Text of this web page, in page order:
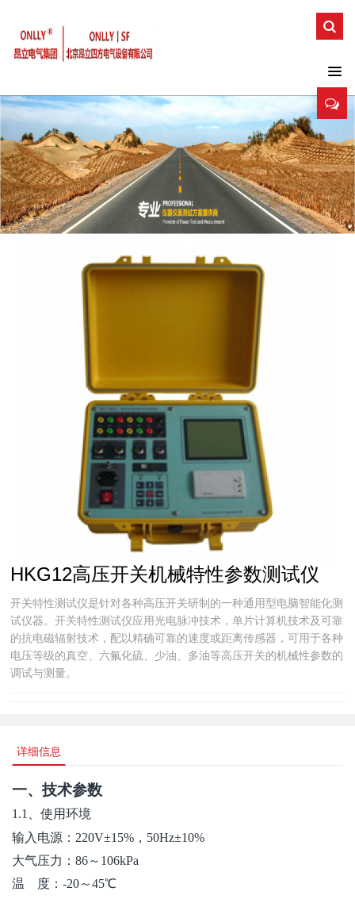
HKG12高压开关机械特性参数测试仪
开关特性测试仪是针对各种高压开关研制的一种通用型电脑智能化测
试仪器。开关特性测试仪应用光电脉冲技术，单片计算机技术及可靠
的抗电磁辐射技术，配以精确可靠的速度或距离传感器，可用于各种
电压等级的真空、六氟化硫、少油、多油等高压开关的机械性参数的
调试与测量。
详细信息
一、技术参数
1.1、使用环境
输入电源：220V±15%，50Hz±10%
大气压力：86～106kPa
温 度：-20～45℃